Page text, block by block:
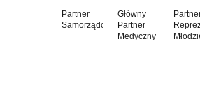
Partner
Samorządowy
Główny
Partner
Medyczny